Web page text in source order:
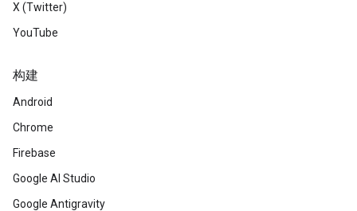
X (Twitter)
YouTube
构建
Android
Chrome
Firebase
Google AI Studio
Google Antigravity